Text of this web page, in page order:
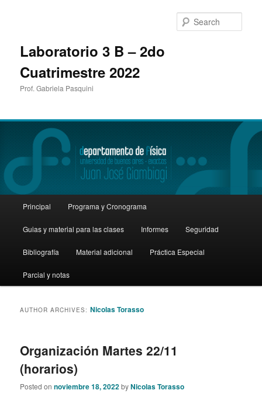
Laboratorio 3 B – 2do
Cuatrimestre 2022
Prof. Gabriela Pasquini
Skip
to
primary
content
Skip
to
secondary
content
Principal Programa y Cronograma
Guias y material para las clases Informes Seguridad
Bibliografía Material adicional Práctica Especial
Parcial y notas
AUTHOR ARCHIVES: Nicolas Torasso
Organización Martes 22/11
(horarios)
Posted onnoviembre 18, 2022byNicolas Torasso